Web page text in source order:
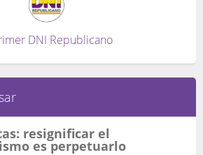
DNI Republicano
resignificar el
es perpetuarlo